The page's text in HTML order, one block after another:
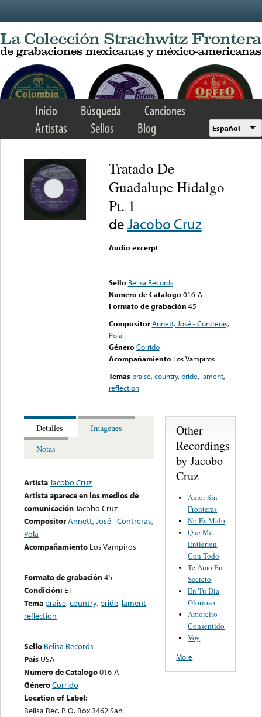
Inicio Búsqueda
Canciones
Artistas
Sellos Blog Español
Tratado De
Guadalupe Hidalgo
Pt. 1
deJacobo Cruz
Audio excerpt
Sello Belisa Records
Numero de Catalogo 016-A
Formato de grabación 45
Compositor Annett, José - Contreras,
Pola
Género Corrido
Acompañamiento Los Vampiros
Temas praise,country, pride, lament,
reflection
Detalles
Imagenes
Notas
ArtistaJacobo Cruz
Artista aparece en los medios de
comunicaciónJacobo Cruz
CompositorAnnett, José - Contreras,
Pola
Acompañamiento Los Vampiros
Formato de grabación45
Condición: E+
Tema praise,country, pride, lament,
reflection
Sello Belisa Records
País USA
Numero de Catalogo016-A
GéneroCorrido
Location of Label:
Belisa Rec. P. O. Box 3462 San
Other
Recordings
by Jacobo
Cruz
Amor Sin
Fronteras
No Es Malo
Que Me
Entierren
Con Todo
Te Amo En
Secreto
En Tu Dia
Glorioso
Amorcito
Consentido
Voy
More